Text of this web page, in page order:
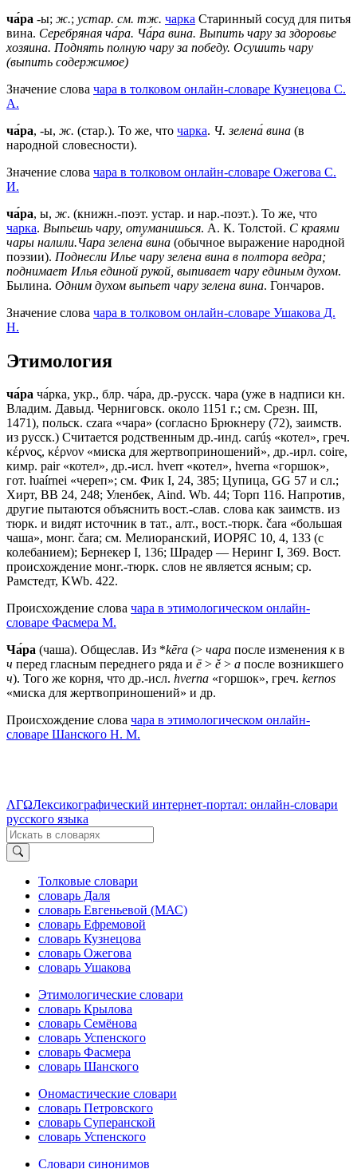
ча́ра -ы; ж.; устар. см. тж. чарка Старинный сосуд для питья
вина. Серебряная ча́ра. Ча́ра вина. Выпить чару за здоровье
хозяина. Поднять полную чару за победу. Осушить чару
(выпить содержимое)
Значение слова чара в толковом онлайн-словаре Кузнецова С.
А.
ча́ра, -ы, ж. (стар.). То же, что чарка. Ч. зелена́ вина (в
народной словесности).
Значение слова чара в толковом онлайн-словаре Ожегова C.
И.
ча́ра, ы, ж. (книжн.-поэт. устар. и нар.-поэт.). То же, что
чарка. Выпьешь чару, отуманишься. А. К. Толстой. С краями
чары налили.Чара зелена́ вина (обычное выражение народной
поэзии). Поднесли Илье чару зелена вина в полтора ведра;
поднимает Илья единой рукой, выпивает чару единым духом.
Былина. Одним духом выпьет чару зелена вина. Гончаров.
Значение слова чара в толковом онлайн-словаре Ушакова Д.
Н.
Этимология
ча́ра ча́рка, укр., блр. ча́ра, др.-русск. чара (уже в надписи кн.
Владим. Давыд. Черниговск. около 1151 г.; см. Срезн. III,
1471), польск. сzаrа «чара» (согласно Брюкнеру (72), заимств.
из русск.) Считается родственным др.-инд. carúṣ «котел», греч.
κέρνος, κέρνον «миска для жертвоприношений», др.-ирл. соirе,
кимр. раir «котел», др.-исл. hverr «котел», hverna «горшок»,
гот. ƕaírnei «череп»; см. Фик I, 24, 385; Цупица, GG 57 и сл.;
Хирт, ВВ 24, 248; Уленбек, Aind. Wb. 44; Торп 116. Напротив,
другие пытаются объяснить вост.-слав. слова как заимств. из
тюрк. и видят источник в тат., алт., вост.-тюрк. čаrа «большая
чаша», монг. čаrа; см. Мелиоранский, ИОРЯС 10, 4, 133 (с
колебанием); Бернекер I, 136; Шрадер — Неринг I, 369. Вост.
происхождение монг.-тюрк. слов не является ясным; ср.
Рамстедт, KWb. 422.
Происхождение слова чара в этимологическом онлайн-
словаре Фасмера М.
Ча́ра (чаша). Общеслав. Из *kēra (> чара после изменения кв
ч перед гласным переднего ряда и ē> ě > а после возникшего
ч). Того же корня, что др.-исл. hverna «горшок», греч. kernos
«миска для жертвоприношений» и др.
Происхождение слова чара в этимологическом онлайн-
словаре Шанского Н. М.
ΛΓΩЛексикографический интернет-портал: онлайн-словари
русского языка
Толковые словари
словарь Даля
словарь Евгеньевой (МАС)
словарь Ефремовой
словарь Кузнецова
словарь Ожегова
словарь Ушакова
Этимологические словари
словарь Крылова
словарь Семёнова
словарь Успенского
словарь Фасмера
словарь Шанского
Ономастические словари
словарь Петровского
словарь Суперанской
словарь Успенского
Словари синонимов